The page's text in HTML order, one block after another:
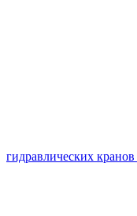
гидравлических кранов